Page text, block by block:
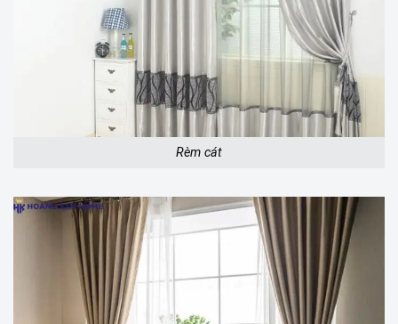
Rèm cát